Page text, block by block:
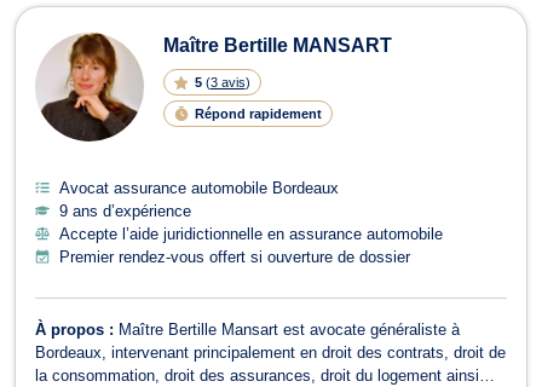
Avocats en assurance automobile à
Maître Bertille MANSART
5 (3 avis)
Répond rapidement
Avocat assurance automobile Bordeaux
9 ans d’expérience
Accepte l’aide juridictionnelle en assurance automobile
Premier rendez-vous offert si ouverture de dossier
À propos : Maître Bertille Mansart est avocate généraliste à
Bordeaux, intervenant principalement en droit des contrats, droit de
la consommation, droit des assurances, droit du logement ainsi